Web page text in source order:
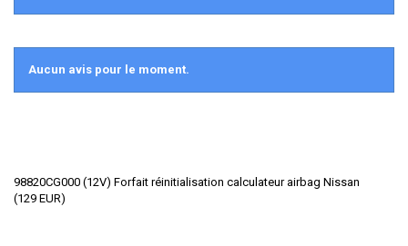
Aucun avis pour le moment.
98820CG000 (12V) Forfait réinitialisation calculateur airbag Nissan
(129 EUR)